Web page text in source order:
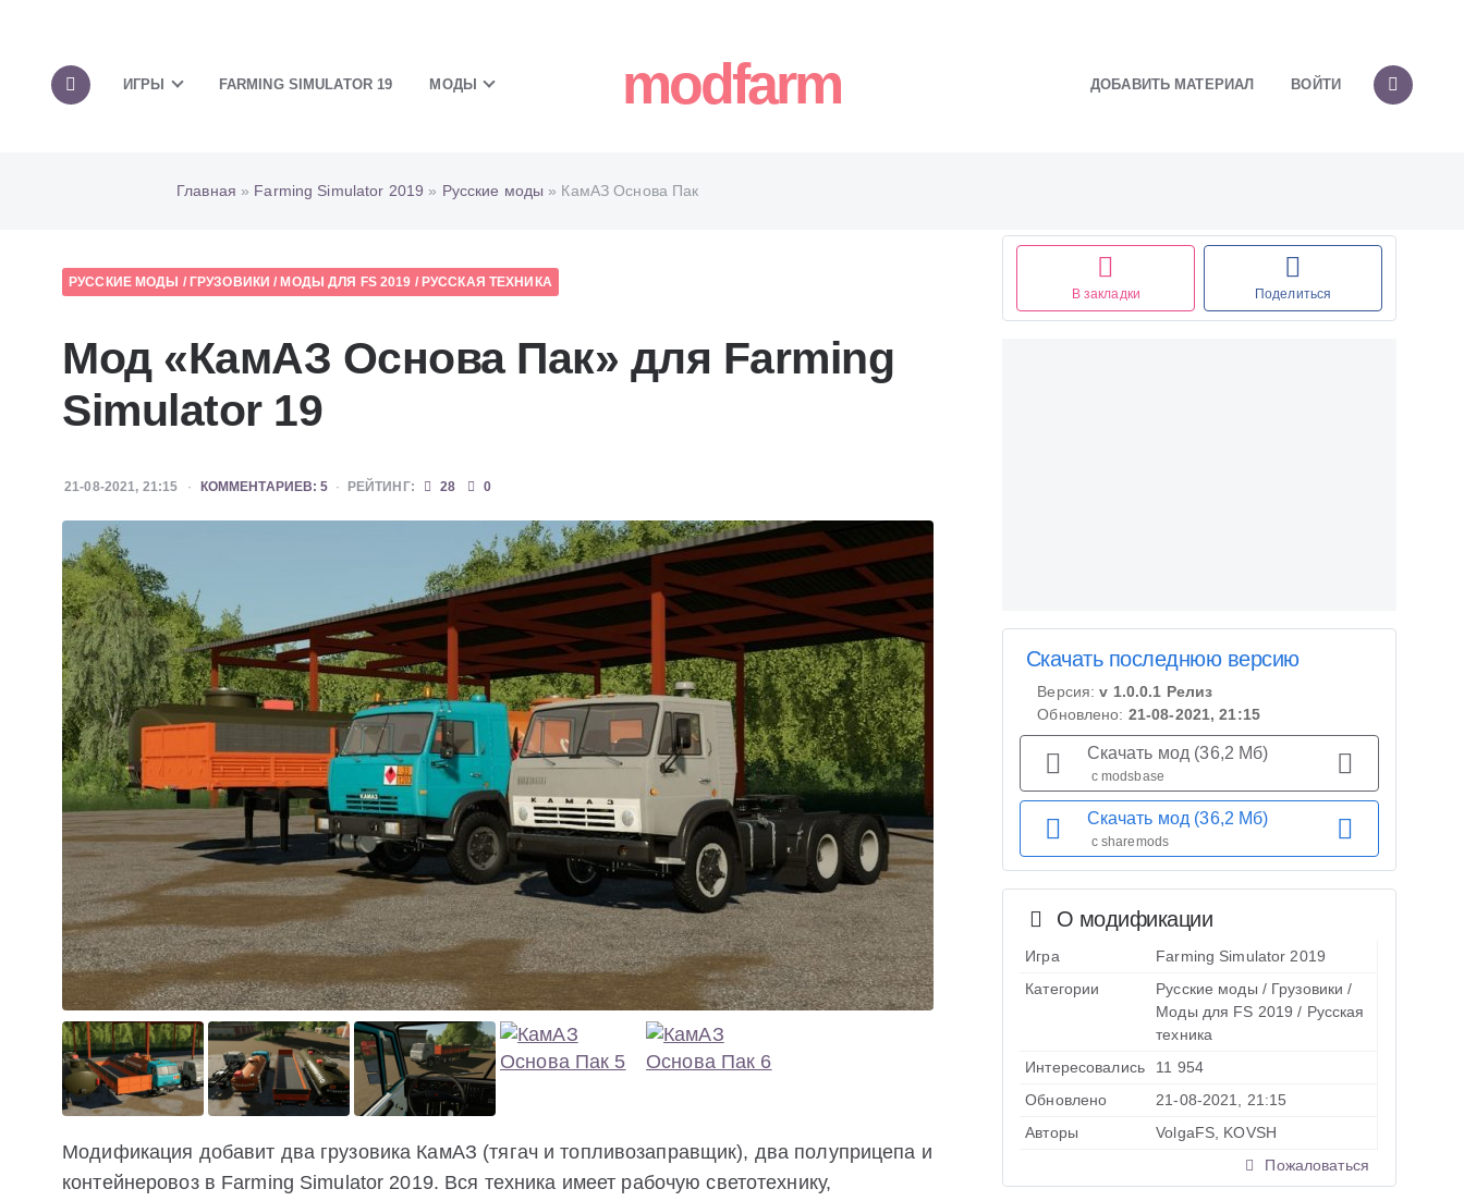
ИГРЫ FARMING SIMULATOR 19 МОДЫ modfarm ДОБАВИТЬ МАТЕРИАЛ ВОЙТИ
Главная » Farming Simulator 2019 » Русские моды » КамАЗ Основа Пак
РУССКИЕ МОДЫ / ГРУЗОВИКИ / МОДЫ ДЛЯ FS 2019 / РУССКАЯ ТЕХНИКА
Мод «КамАЗ Основа Пак» для Farming
Simulator 19
21-08-2021, 21:15 КОММЕНТАРИЕВ: 5 РЕЙТИНГ: 28 0
Модификация добавит два грузовика КамАЗ (тягач и топливозаправщик), два полуприцепа и
контейнеровоз в Farming Simulator 2019. Вся техника имеет рабочую светотехнику,
В закладки Поделиться
О модификации
Игра
Farming Simulator 2019
Категории
Русские моды / Грузовики /
Моды для FS 2019 / Русская
техника
Интересовались
11 954
Обновлено
21-08-2021, 21:15
Авторы
VolgaFS, KOVSH
Пожаловаться
Скачать последнюю версию
Версия:v 1.0.0.1 Релиз
Обновлено: 21-08-2021, 21:15
Скачать мод (36,2 Мб)
с modsbase
Скачать мод (36,2 Мб)
с sharemods